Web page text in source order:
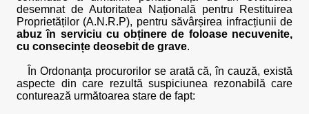
desemnat de Autoritatea Națională pentru Restituirea
Proprietăților (A.N.R.P), pentru săvârșirea infracțiunii de
abuz în serviciu cu obținere de foloase necuvenite,
cu consecințe deosebit de grave.
În Ordonanța procurorilor se arată că, în cauză, există
aspecte din care rezultă suspiciunea rezonabilă care
conturează următoarea stare de fapt: